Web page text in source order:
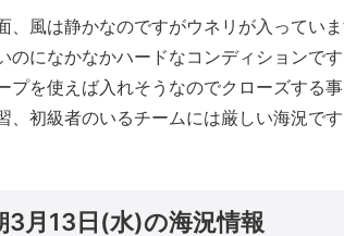
、風は静かなのですがウネリが入っていま
のになかなかハードなコンディションです
プを使えば入れそうなのでクローズする事
、初級者のいるチームには厳しい海況です
3月13日(水)の海況情報